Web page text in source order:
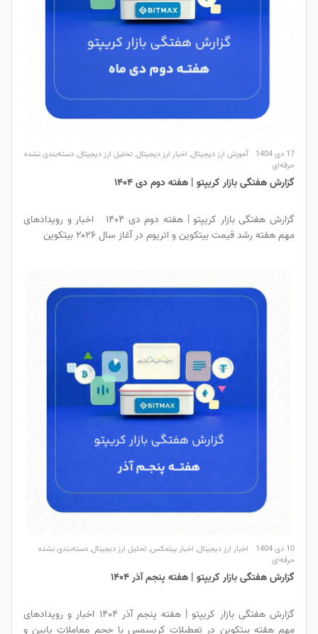
17 دی 1404 آموزش ارز دیجیتال, اخبار ارز دیجیتال, تحلیل ارز دیجیتال,دسته‌بندی نشده
حرفه‌ای
گزارش هفتگی بازار کریپتو | هفته دوم دی ۱۴۰۴
گزارش هفتگی بازار کریپتو | هفته دوم دی ۱۴۰۴ اخبار و رویدادهای
مهم هفته رشد قیمت بیتکوین و اتریوم در آغاز سال ۲۰۲۶ بیتکوین
10 دی 1404 اخبار ارز دیجیتال, اخبار بیتمکس, تحلیل ارز دیجیتال,دسته‌بندی نشده
حرفه‌ای
گزارش هفتگی بازار کریپتو | هفته پنجم آذر ۱۴۰۴
گزارش هفتگی بازار کریپتو | هفته پنجم آذر ۱۴۰۴ اخبار و رویدادهای
مهم هفته بیتکوین در تعطیلات کریسمس با حجم معاملات پایین و